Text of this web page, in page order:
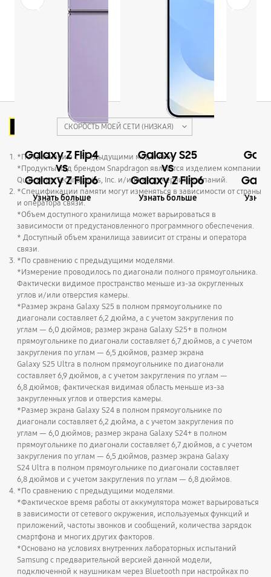
Galaxy Z Flip4
vs
Galaxy Z Flip6
Узнать больше
Galaxy S25
vs
Galaxy Z Flip6
Узнать больше
СКОРОСТЬ МОЕЙ СЕТИ (НИЗКАЯ)
*По сравнению с предыдущими моделями.
*Продукты под брендом Snapdragon являются изделием компании
Qualcomm Technologies, Inc. и/или ее дочерних компаний.
*Спецификации памяти могут изменяться в зависимости от страны
и оператора связи.
*Объем доступного хранилища может варьироваться в
зависимости от предустановленного программного обеспечения.
* Доступный объем хранилища завиисит от страны и оператора
связи.
*По сравнению с предыдущими моделями.
*Измерение проводилось по диагонали полного прямоугольника.
Фактически видимое пространство меньше из-за округленных
углов и/или отверстия камеры.
*Размер экрана Galaxy S25 в полном прямоугольнике по
диагонали составляет 6,2 дюйма, а с учетом закругления по
углам — 6,0 дюймов; размер экрана Galaxy S25+ в полном
прямоугольнике по диагонали составляет 6,7 дюймов, а с учетом
закругления по углам — 6,5 дюймов, размер экрана
Galaxy S25 Ultra в полном прямоугольнике по диагонали
составляет 6,9 дюймов, а с учетом закругления по углам —
6,8 дюймов; фактическая видимая область меньше из-за
закругленных углов и отверстия камеры.
*Размер экрана Galaxy S24 в полном прямоугольнике по
диагонали составляет 6,2 дюйма, а с учетом закругления по
углам — 6,0 дюймов; размер экрана Galaxy S24+ в полном
прямоугольнике по диагонали составляет 6,7 дюймов, а с учетом
закругления по углам — 6,5 дюймов, размер экрана Galaxy
S24 Ultra в полном прямоугольнике по диагонали составляет
6,8 дюймов и с учетом закругления по углам — 6,8 дюймов.
*По сравнению с предыдущими моделями.
*Фактическое время работы от аккумулятора может варьироваться
в зависимости от сетевого окружения, используемых функций и
приложений, частоты звонков и сообщений, количества зарядок
смартфона и многих других факторов.
*Основано на условиях внутренних лабораторных испытаний
Samsung с предварительной версией данной модели,
подключенной к наушникам через Bluetooth при настройках по